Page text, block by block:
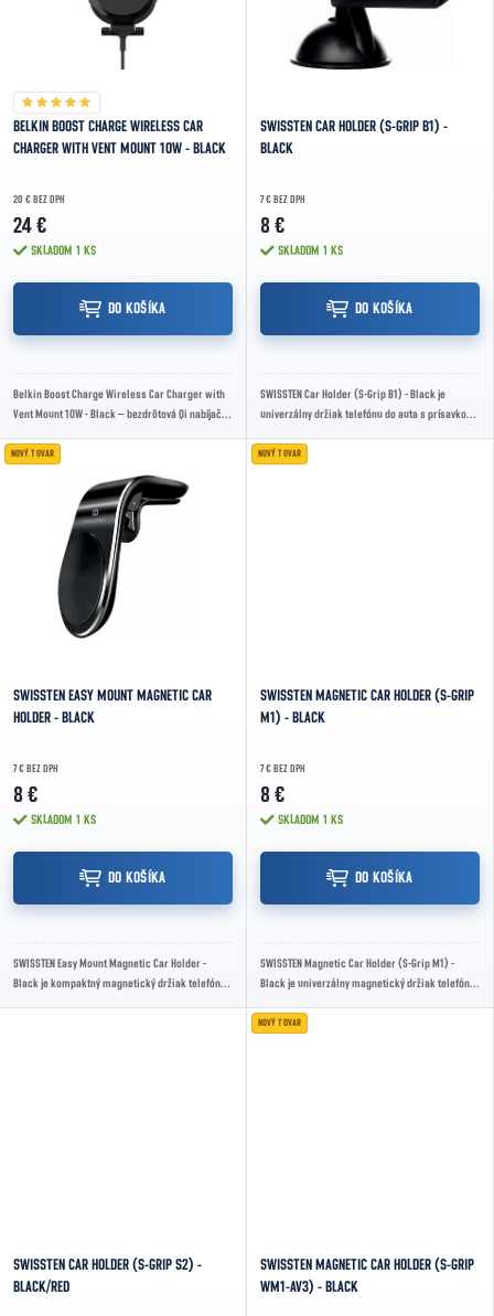
BELKIN BOOST CHARGE WIRELESS CAR
CHARGER WITH VENT MOUNT 10W - BLACK
20 € BEZ DPH
24 €
SKLADOM 1 KS
DO KOŠÍKA
Belkin Boost Charge Wireless Car Charger with
Vent Mount 10W - Black – bezdrôtová Qi nabíjačka
SWISSTEN CAR HOLDER (S-GRIP B1) -
BLACK
7 € BEZ DPH
8 €
SKLADOM 1 KS
DO KOŠÍKA
SWISSTEN Car Holder (S-Grip B1) - Black je
univerzálny držiak telefónu do auta s prísavkou,
NOVÝ TOVAR
SWISSTEN EASY MOUNT MAGNETIC CAR
HOLDER - BLACK
7 € BEZ DPH
8 €
SKLADOM 1 KS
DO KOŠÍKA
SWISSTEN Easy Mount Magnetic Car Holder -
Black je kompaktný magnetický držiak telefónu
NOVÝ TOVAR
SWISSTEN MAGNETIC CAR HOLDER (S-GRIP
M1) - BLACK
7 € BEZ DPH
8 €
SKLADOM 1 KS
DO KOŠÍKA
SWISSTEN Magnetic Car Holder (S-Grip M1) -
Black je univerzálny magnetický držiak telefónu
SWISSTEN CAR HOLDER (S-GRIP S2) -
BLACK/RED
NOVÝ TOVAR
SWISSTEN MAGNETIC CAR HOLDER (S-GRIP
WM1-AV3) - BLACK